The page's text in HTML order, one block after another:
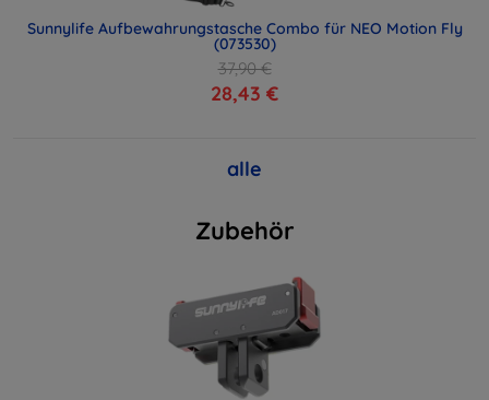
Sunnylife Aufbewahrungstasche Combo für NEO Motion Fly
(073530)
37,90 €
28,43 €
alle
Zubehör